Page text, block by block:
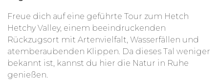
Freue dich auf eine geführte Tour zum Hetch
Hetchy Valley, einem beeindruckenden
Rückzugsort mit Artenvielfalt, Wasserfällen und
atemberaubenden Klippen. Da dieses Tal weniger
bekannt ist, kannst du hier die Natur in Ruhe
genießen.